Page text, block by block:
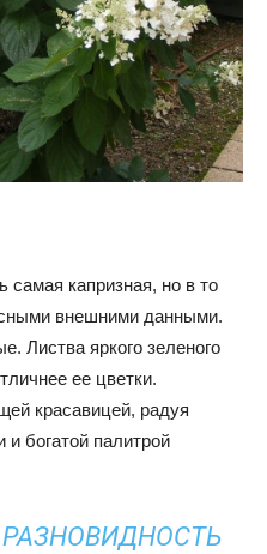
самая капризная, но в то
внешними данными.
Листва яркого зеленого
ее цветки.
красавицей, радуя
богатой палитрой
РАЗНОВИДНОСТЬ